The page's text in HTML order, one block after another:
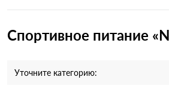
Спортивное питание
Уточните категорию: